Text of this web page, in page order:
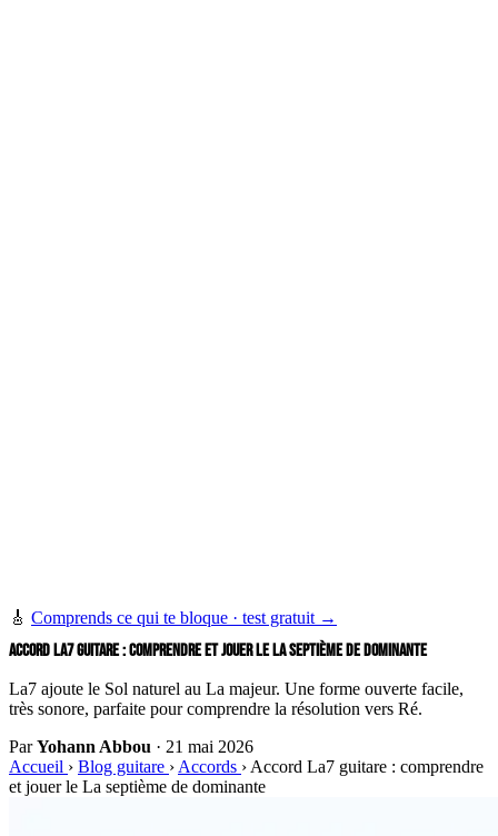
🎸 Comprends ce qui te bloque · test gratuit →
ACCORD LA7 GUITARE : COMPRENDRE ET JOUER LE LA SEPTIÈME DE DOMINANTE
La7 ajoute le Sol naturel au La majeur. Une forme ouverte facile,
très sonore, parfaite pour comprendre la résolution vers Ré.
ParYohann Abbou · 21 mai 2026
Accueil › Blog guitare › Accords › Accord La7 guitare : comprendre
et jouer le La septième de dominante